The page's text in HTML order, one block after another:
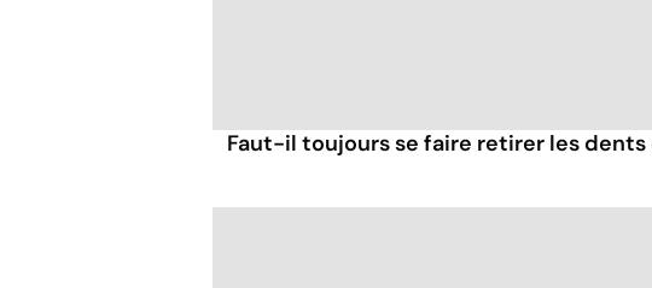
Faut-il toujours se faire retirer les dents